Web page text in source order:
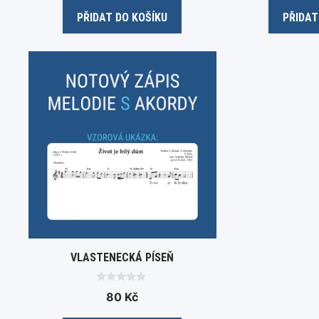
f
PŘIDAT DO KOŠÍKU
5
VLASTENECKÁ PÍSEŇ
80 Kč